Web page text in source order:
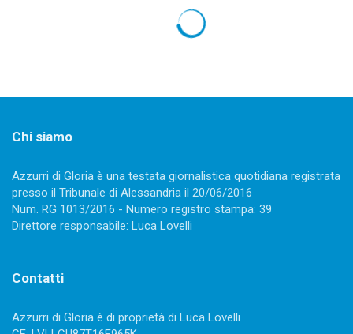
Volley mondiali 2018: l’Italia strapazza
Volley, mondiali 2018: anche la Finlandia deve inchinarsi
distano un punto